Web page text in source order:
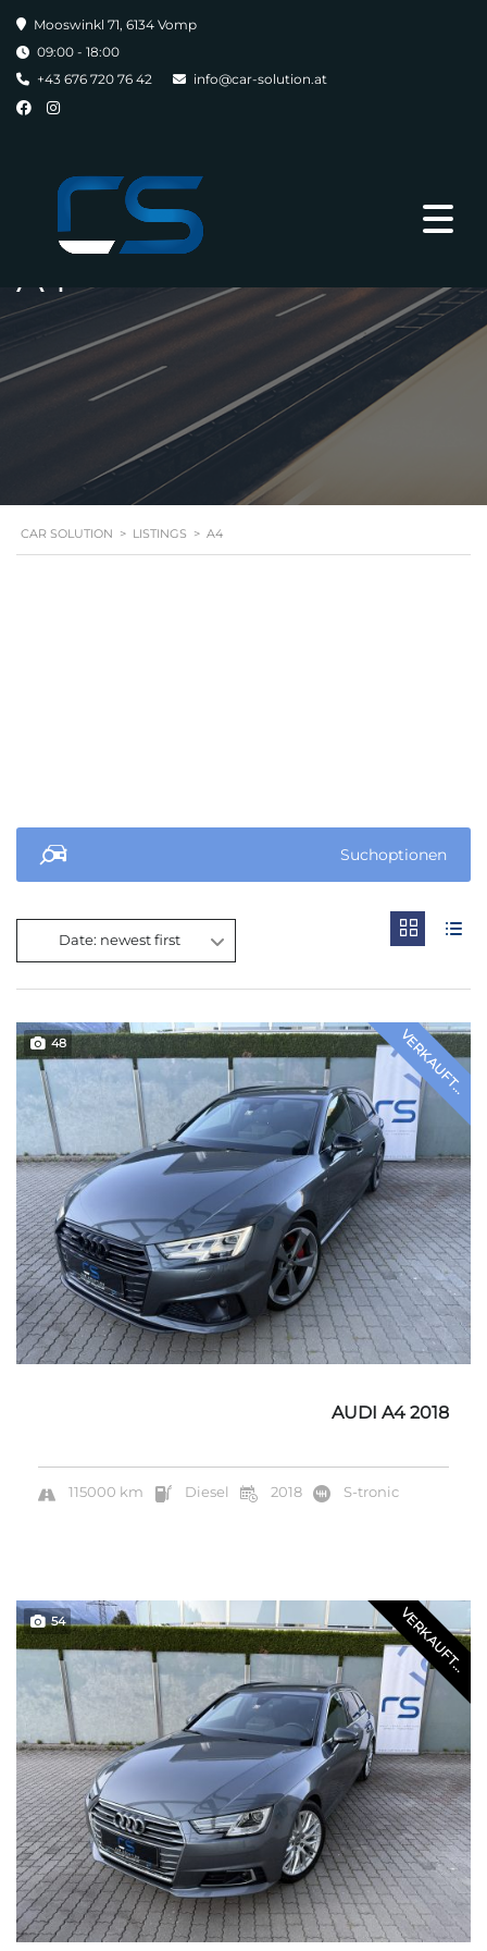
Mooswinkl 71, 6134 Vomp
09:00 - 18:00
+43 676 720 76 42
info@car-solution.at
A4
CAR SOLUTION > LISTINGS > A4
Suchoptionen
Date: newest first
VERKAUFT...
48
AUDI A4 2018
115000 km Diesel 2018 S-tronic
VERKAUFT...
54